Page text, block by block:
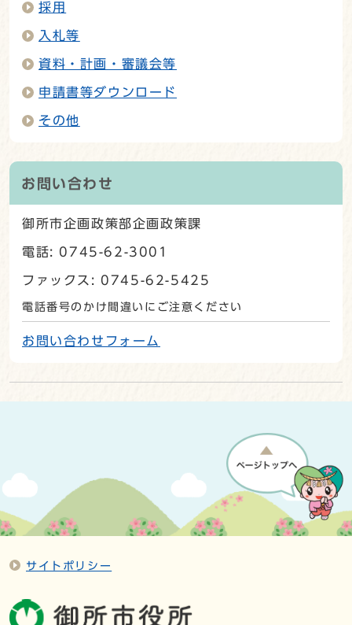
採用
入札等
資料・計画・審議会等
申請書等ダウンロード
その他
お問い合わせ
御所市企画政策部企画政策課
電話: 0745-62-3001
ファックス: 0745-62-5425
電話番号のかけ間違いにご注意ください
お問い合わせフォーム
サイトポリシー